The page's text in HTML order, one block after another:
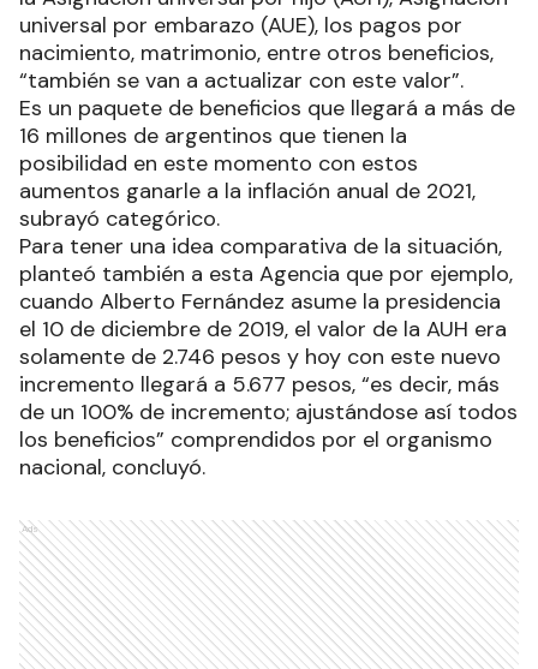
universal por embarazo (AUE), los pagos por
nacimiento, matrimonio, entre otros beneficios,
“también se van a actualizar con este valor”.
Es un paquete de beneficios que llegará a más de
16 millones de argentinos que tienen la
posibilidad en este momento con estos
aumentos ganarle a la inflación anual de 2021,
subrayó categórico.
Para tener una idea comparativa de la situación,
planteó también a esta Agencia que por ejemplo,
cuando Alberto Fernández asume la presidencia
el 10 de diciembre de 2019, el valor de la AUH era
solamente de 2.746 pesos y hoy con este nuevo
incremento llegará a 5.677 pesos, “es decir, más
de un 100% de incremento; ajustándose así todos
los beneficios” comprendidos por el organismo
nacional, concluyó.
Ads